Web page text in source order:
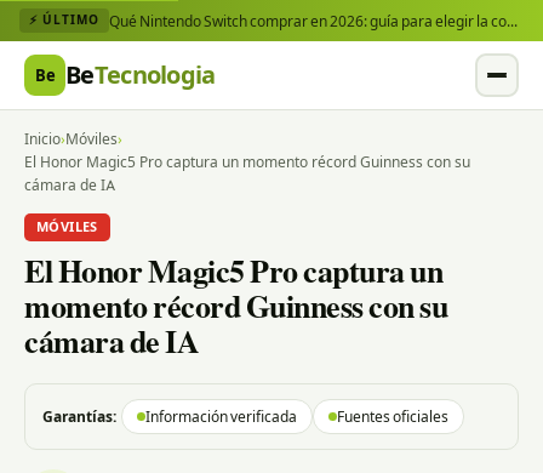
⚡ ÚLTIMO Qué Nintendo Switch comprar en 2026: guía para elegir la consola y los juegos que necesitas
Be BeTecnologia
Inicio›Móviles›
El Honor Magic5 Pro captura un momento récord Guinness con su
cámara de IA
MÓVILES
El Honor Magic5 Pro captura un
momento récord Guinness con su
cámara de IA
Garantías: Información verificada Fuentes oficiales